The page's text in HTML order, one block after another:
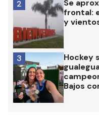
Se
frontal:
y
2
Hockey
Bajos
3